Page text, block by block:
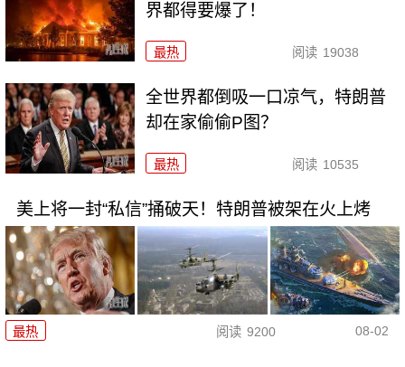
界都得要爆了！
最热 阅读 19038
全世界都倒吸一口凉气，特朗普
却在家偷偷P图？
最热 阅读 10535
美上将一封“私信”捅破天！特朗普被架在火上烤
最热 阅读 9200 08-02